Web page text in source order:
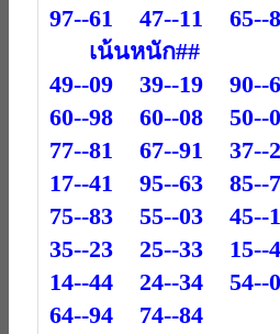
97--61 47--11 65--
เน้นหนัก##
49--09 39--19 90--
60--98 60--08 50--
77--81 67--91 37--
17--41 95--63 85--
75--83 55--03 45--
35--23 25--33
14--44 24--34 54--
64--94 74--84